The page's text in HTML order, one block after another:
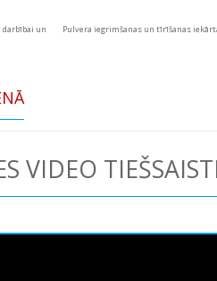
un
Pulvera iegrimšanas un tīrīšanas
VIDEO